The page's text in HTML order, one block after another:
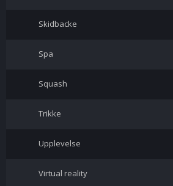
Skidbacke
Spa
Squash
Trikke
Upplevelse
Virtual reality